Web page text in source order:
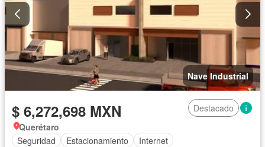
Nave Industrial
$ 6,272,698 MXN
Destacado
Querétaro
Seguridad
Estacionamiento
Internet